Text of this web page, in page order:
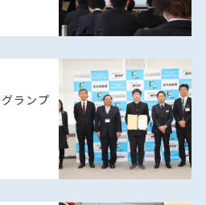
ランプ